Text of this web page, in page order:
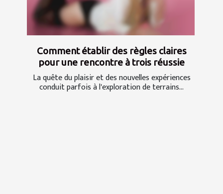
Comment établir des règles claires
pour une rencontre à trois réussie
La quête du plaisir et des nouvelles expériences
conduit parfois à l'exploration de terrains...